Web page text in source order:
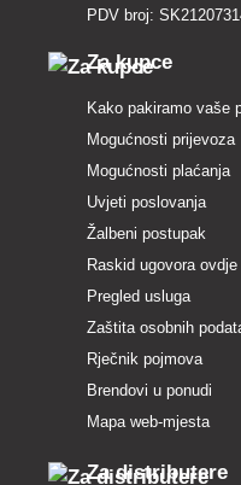
PDV broj:
Za kupce
Kako pakiramo vaše
Mogućnosti prijevoza
Mogućnosti plaćanja
Uvjeti poslovanja
Žalbeni postupak
Raskid ugovora ovdje
Pregled usluga
Zaštita osobnih
Rječnik pojmova
Brendovi u ponudi
Mapa web-mjesta
Za distributere